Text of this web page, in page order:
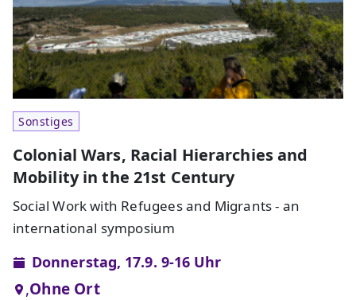
Sonstiges
Colonial Wars, Racial Hierarchies and
Mobility in the 21st Century
Social Work with Refugees and Migrants - an
international symposium
Donnerstag, 17.9. 9-16 Uhr
,Ohne Ort